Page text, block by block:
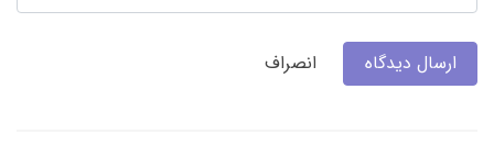
ارسال دیدگاه انصراف